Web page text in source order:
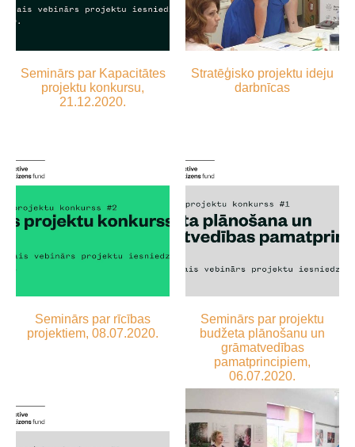
Seminārs par Kapacitātes
projektu konkursu,
21.12.2020.
Stratēģisko projektu ideju
darbnīcas
Seminārs par rīcības
projektiem, 08.07.2020.
Seminārs par projektu
budžeta plānošanu un
grāmatvedības
pamatprincipiem,
06.07.2020.